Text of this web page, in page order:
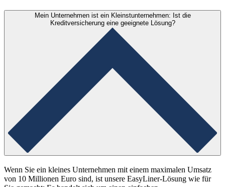
Mein Unternehmen ist ein Kleinstunternehmen: Ist die
Kreditversicherung eine geeignete Lösung?
Wenn Sie ein kleines Unternehmen mit einem maximalen Umsatz
von 10 Millionen Euro sind, ist unsere EasyLiner-Lösung wie für